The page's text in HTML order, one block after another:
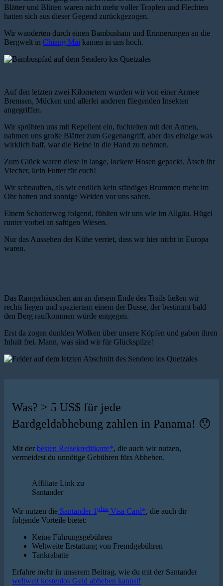
Blätter und Blüten waren nicht mehr voller Tropfen und Flechten
hatten sich aus dieser Gegend zurückgezogen.
Wir wanderten durch einen Bambushain und Erinnerungen an die
Bergwelt in Chiang Mai kamen in uns hoch.
Auf den letzten zwei Kilometern wurden wir von einer Armee
Bremsen, Mücken und allerlei anderen fliegenden Insekten
angegriffen.
Wir sprühten uns mit Repellent ein, fuchtelten mit den Armen,
nahmen uns große Blätter zum Gegenangriff, aber das einzige was
wirklich half, war die Beine in die Hand zu nehmen.
Zum Glück waren diese in lange, lockere Hosen gepackt. Ätsch ihr
Viecher, kein Futter für euch!
Wir schnauften, als wir endlich kein ständiges Brummen mehr im
Ohr hatten und sonnige Weiden vor uns sahen.
Einem Schotterweg folgend, fühlten wir uns wie im Allgäu. Hügel
runter vorbei an saftigen Wiesen.
Nur das Aussehen der Kühe verriet, dass wir hier nicht in Europa
waren.
Das Rangerhäuschen am an diesem Ende des Trails ließen wir
rechts liegen und spaziertem einem der Busse, der bestimmt bald
den Berg raufkommen würde entgegen.
Erst da zogen dunklen Wolken über unsere Köpfen und gaben ihren
Inhalt frei. Mann, was sind wir für Glückspilze!
Was? > 5 US$ für jede
Bardgeldabhebung zahlen in Panama! 😯
Mit der besten Reisekreditkarte*, die auch wir nutzen,
vermeidest du unnötige Gebühren fürs Abheben.
Affiliate Link zu
Santander
Wir nutzen die Santander 1 plus Visa Card*, die auch dir
folgende Vorteile bietet:
Keine Führungsgebühren
Weltweite Erstattung von Fremdgebühren
Tankrabatte
Erfahre mehr in unserem Beitrag, wie du mit der Santander
weltweit kostenlos Geld abheben kannst!